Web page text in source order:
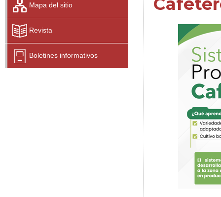
Mapa del sitio
Revista
Boletines informativos